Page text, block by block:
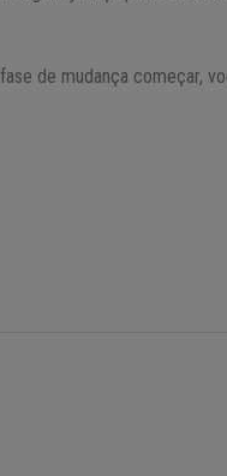
de mudança começar,